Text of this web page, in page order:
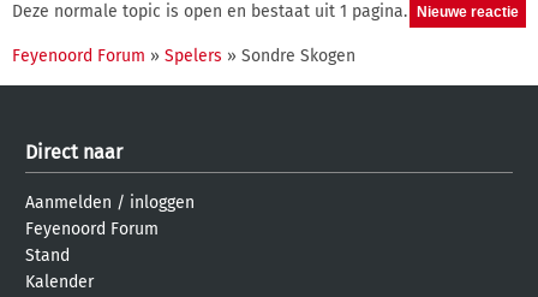
Deze normale topic is open en bestaat uit 1 pagina.
Feyenoord Forum » Spelers » Sondre Skogen
Direct naar
Aanmelden / inloggen
Feyenoord Forum
Stand
Kalender